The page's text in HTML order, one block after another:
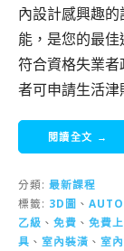
內設計感興趣
能，是您的最佳
符合資格失業
者可申請生活津
閱讀全文 →
分類: 最新課程
標籤: 3D圖 、
乙級 、 免費 、 免費
具 、 室內裝潢 、 室